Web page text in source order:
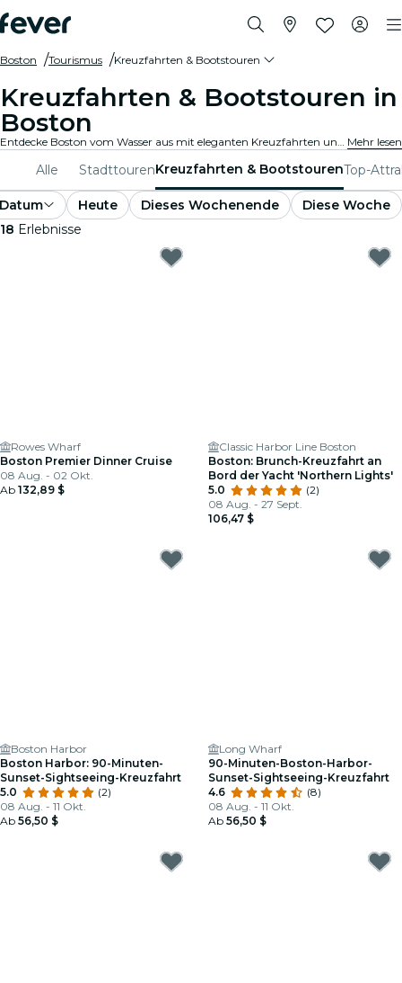
Boston Tourismus Kreuzfahrten & Bootstouren
Kreuzfahrten & Bootstouren in
Boston
Entdecke Boston vom Wasser aus mit eleganten Kreuzfahrten und Bootsfahrten. Schau dir berühmte Hotspots und Panorama-Stadtansichten an, während du entspannt über das Wasser gleitest. Erlebe die Stadt auf einzigartige Weise! Mehr lesen
Alle StadttourenKreuzfahrten & BootstourenTop-
Datum Heute Dieses Wochenende
Diese Woche
18 Erlebnisse
Rowes Wharf
Boston Premier Dinner Cruise
08 Aug. - 02 Okt.
Ab 132,89 $
Classic Harbor Line Boston
Boston: Brunch-Kreuzfahrt an
Bord der Yacht 'Northern Lights'
5.0
(2)
08 Aug. - 27 Sept.
106,47 $
Boston Harbor
Boston Harbor: 90-Minuten-
Sunset-Sightseeing-Kreuzfahrt
5.0
(2)
08 Aug. - 11 Okt.
Ab 56,50 $
Long Wharf
90-Minuten-Boston-Harbor-
Sunset-Sightseeing-Kreuzfahrt
4.6
(8)
08 Aug. - 11 Okt.
Ab 56,50 $